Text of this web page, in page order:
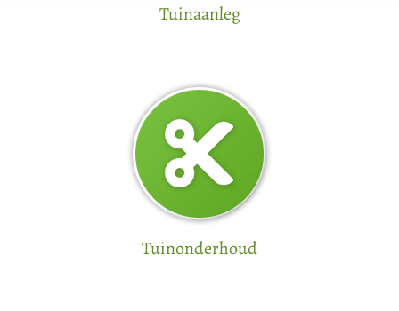
Tuinaanleg
Tuinonderhoud